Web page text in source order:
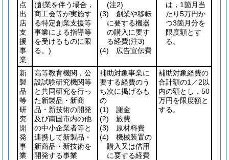
点
出
店
支
援
事
業
(創業を伴う場合，
商工会等が実施す
る特定創業支援等
事業による指導等
を受けるものに限
る。)
(注2)
(3) 創業や移転
に要する機器
の購入に要す
る経費(注3)
(4) 広告宣伝費
は，1箇月当
たり5万円か
つ3箇月分を
限度額とす
る。
新
製
品
等
研
究
開
発
事
業
高等教育機関，公
設試験研究機関等
と共同研究を行っ
た新製品・新商
品・新技術の開発
及び南国市内の他
の中小企業者等と
連携して新製品・
新商品・新技術を
開発する事業
補助対象事業に
要する経費のう
ち次に掲げるも
の
(1) 謝金
(2) 旅費
(3) 原材料費
(4) 機械装置の
購入又は借用
に要する経費
補助対象経費の
合計額の1／2以
内の額とし，50
万円を限度額と
する。